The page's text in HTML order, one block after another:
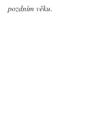
pozdním věku.